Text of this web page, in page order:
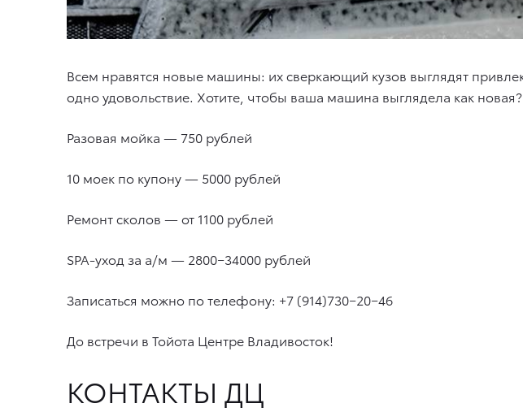
Всем нравятся новые машины: их сверкающий кузов выглядят
одно удовольствие. Хотите, чтобы ваша машина выглядела как
Разовая мойка — 750 рублей
10 моек по купону — 5000 рублей
Ремонт сколов — от 1100 рублей
SPA-уход за а/м — 2800−34000 рублей
Записаться можно по телефону: +7 (914)730−20−46
До встречи в Тойота Центре Владивосток!
КОНТАКТЫ ДЦ